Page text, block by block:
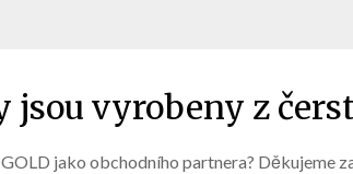
jsou vyrobeny z
jako obchodního partnera? Děkujeme